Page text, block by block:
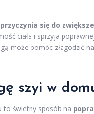
się do
ciała i sprzyja
może pomóc złagodzić
szyi w
to świetny sposób na